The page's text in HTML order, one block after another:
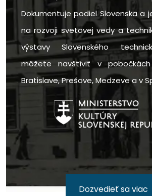
Dokumentuje podiel Slovenska a
na rozvoji svetovej vedy a
výstavy Slovenského
môžete navštíviť v
Bratislave, Prešove, Medzeve a v
Dozvedieť sa viac